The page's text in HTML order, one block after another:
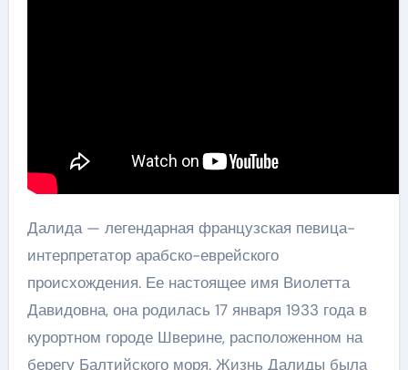
Далида — легендарная французская певица-
интерпретатор арабско-еврейского
происхождения. Ее настоящее имя Виолетта
Давидовна, она родилась 17 января 1933 года в
курортном городе Шверине, расположенном на
берегу Балтийского моря. Жизнь Далиды была